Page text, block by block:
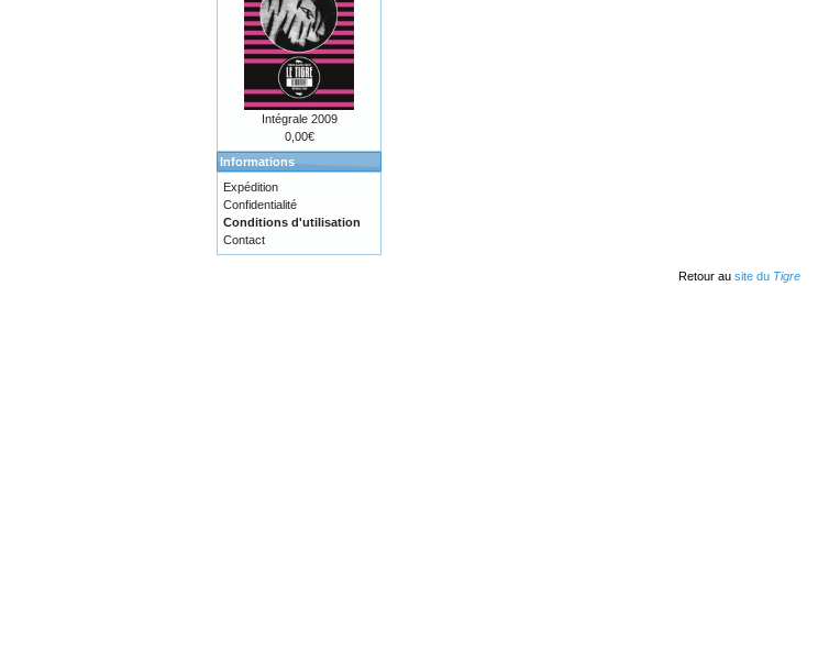
Intégrale 2009
0,00€
Informations
Expédition
Confidentialité
Conditions d'utilisation
Contact
Retour au site du Tigre